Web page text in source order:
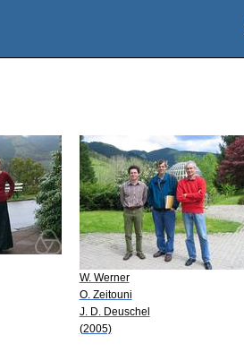
W. Werner
O. Zeitouni
J. D. Deuschel
(2005)